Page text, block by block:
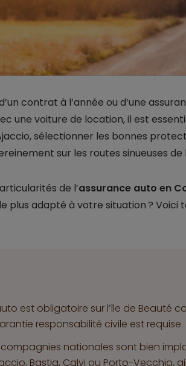
contrat à l’année ou d’une
une voiture de location, il est
sélectionner les bonnes
sur les routes sinueuses de
de l’assurance auto en
plus adapté à votre situation ? Voici
est obligatoire sur l’île de Beauté
responsabilité civile est requise.
compagnies nationales sont bien
Bastia, Calvi ou Porto-Vecchio,